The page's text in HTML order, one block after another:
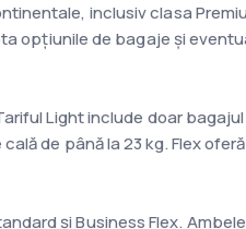
inclusiv clasa
opțiunile de bagaje și
Light include doar
de până la 23 kg. Flex
și Business Flex.